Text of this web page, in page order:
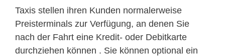
Taxis stellen ihren Kunden normalerweise
Preisterminals zur Verfügung, an denen Sie
nach der Fahrt eine Kredit- oder Debitkarte
durchziehen können . Sie können optional ein